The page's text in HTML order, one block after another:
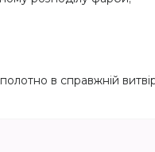
в справжній